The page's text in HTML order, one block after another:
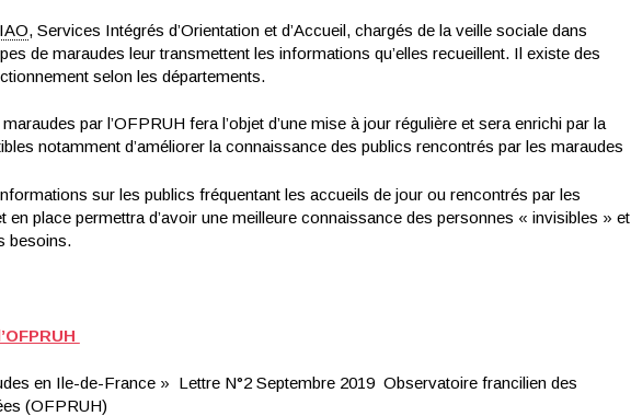
, Services Intégrés d’Orientation et d’Accueil, chargés de la veille sociale dans
de maraudes leur transmettent les informations qu’elles recueillent. Il existe des
selon les départements.
par l’OFPRUH fera l’objet d’une mise à jour régulière et sera enrichi par la
notamment d’améliorer la connaissance des publics rencontrés par les maraudes
sur les publics fréquentant les accueils de jour ou rencontrés par les
en place permettra d’avoir une meilleure connaissance des personnes « invisibles » et
besoins.
en Ile-de-France » Lettre N°2 Septembre 2019 Observatoire francilien des
(OFPRUH)